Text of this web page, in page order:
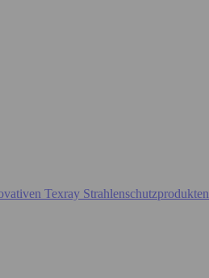
Texray Strahlenschutzprodukten